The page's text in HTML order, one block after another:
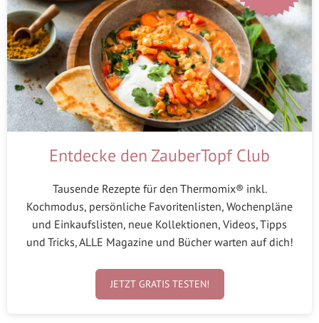
Entdecke den ZauberTopf Club
Tausende Rezepte für den Thermomix® inkl.
Kochmodus, persönliche Favoritenlisten, Wochenpläne
und Einkaufslisten, neue Kollektionen, Videos, Tipps
und Tricks, ALLE Magazine und Bücher warten auf dich!
JETZT GRATIS TESTEN!